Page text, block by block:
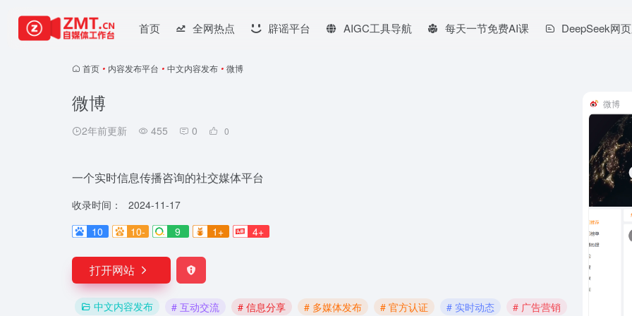
首页 全网热点 辟谣平台 AIGC工具导航 每天一节免费AI课 DeepSeek网
首页 • 内容发布平台 • 中文内容发布 • 微博
微博
2年前更新 455 0 0
一个实时信息传播咨询的社交媒体平台
收录时间：
2024-11-17
10
10- 9 1+ 4+
打开网站
中文内容发布 # 互动交流 # 信息分享 # 多媒体发布 # 官方认证 # 实时动态 # 广告营销
微博